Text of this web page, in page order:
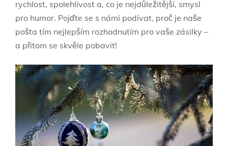
rychlost, spolehlivost a, co je nejdůležitější, smysl
pro humor. Pojďte se s námi podívat, proč ⁤je naše
pošta tím nejlepším rozhodnutím‌ pro vaše zásilky –
a přitom se skvěle pobavit!